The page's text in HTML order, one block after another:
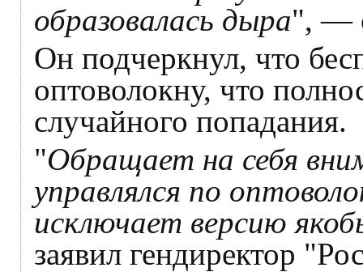
образовалась дыра", —
Он подчеркнул, что
оптоволокну, что
случайного попадания.
"Обращает на себя
управлялся по
исключает версию
заявил гендиректор